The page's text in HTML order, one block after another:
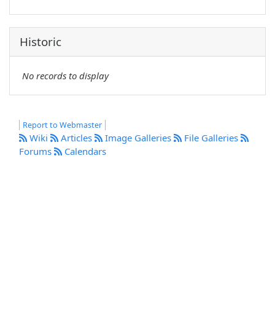
Historic
No records to display
Report to Webmaster
Wiki Articles Image Galleries
File Galleries
Forums
Calendars